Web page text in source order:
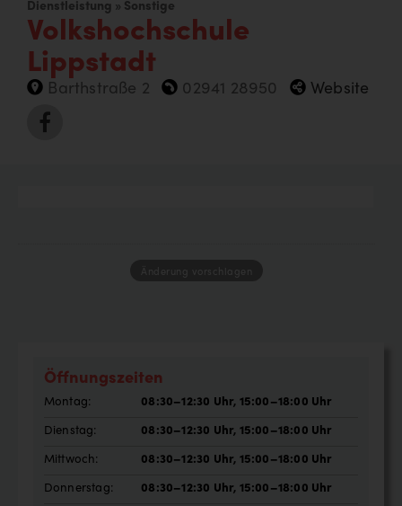
Dienstleistung » Sonstige
Volkshochschule
Lippstadt
Barthstraße 2 02941 28950 Website
Änderung vorschlagen
Öffnungszeiten
Montag:
08:30–12:30 Uhr, 15:00–18:00 Uhr
Dienstag:
08:30–12:30 Uhr, 15:00–18:00 Uhr
Mittwoch:
08:30–12:30 Uhr, 15:00–18:00 Uhr
Donnerstag:
08:30–12:30 Uhr, 15:00–18:00 Uhr